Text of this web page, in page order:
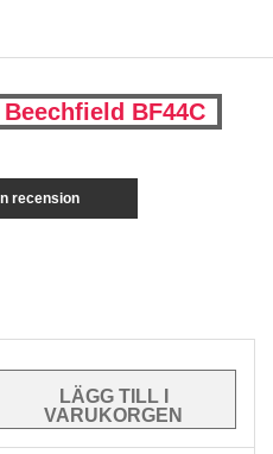
BF44C
recension